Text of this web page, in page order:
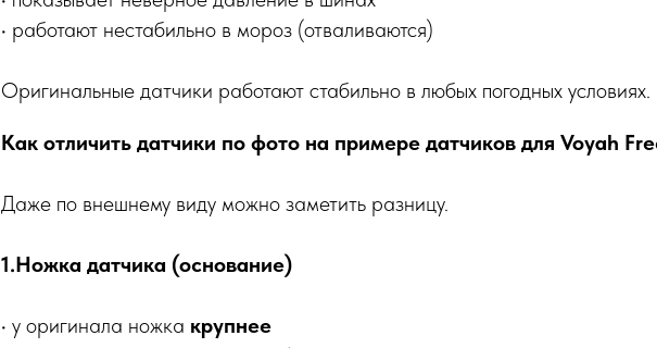
• работают нестабильно в мороз (отваливаются)
Оригинальные датчики работают стабильно в любых погодных условиях.
Как отличить датчики по фото на примере датчиков для Voyah
Даже по внешнему виду можно заметить разницу.
1.Ножка датчика (основание)
• у оригинала ножка крупнее